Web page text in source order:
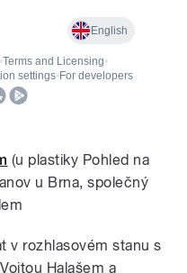
(u plastiky Pohled na
u Brna, společný
v rozhlasovém stanu s
Halašem a